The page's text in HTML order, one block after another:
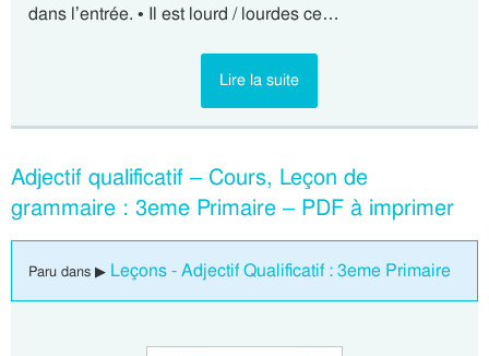
dans l’entrée. • Il est lourd / lourdes ce…
Lire la suite
Adjectif qualificatif – Cours, Leçon de
grammaire : 3eme Primaire – PDF à imprimer
Paru dans ▶ Leçons - Adjectif Qualificatif : 3eme Primaire